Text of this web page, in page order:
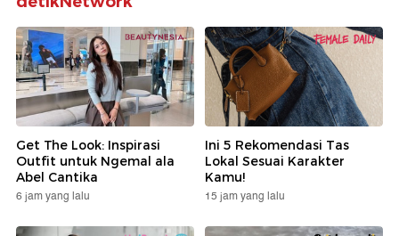
Get The Look: Inspirasi
Outfit untuk Ngemal ala
Abel Cantika
6 jam yang lalu
Ini 5 Rekomendasi Tas
Lokal Sesuai Karakter
Kamu!
15 jam yang lalu